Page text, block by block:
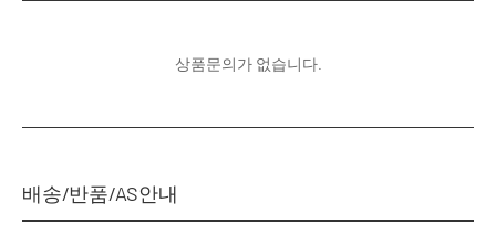
상품문의가 없습니다.
배송/반품/AS안내